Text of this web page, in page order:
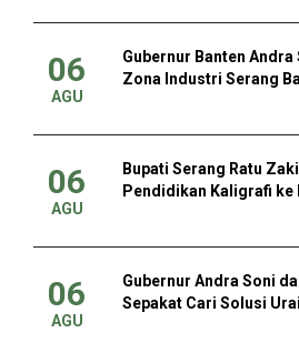
06
AGU
Gubernur Banten Andra
Zona Industri Serang
06
AGU
Bupati Serang Ratu
Pendidikan Kaligrafi ke
06
AGU
Gubernur Andra Soni
Sepakat Cari Solusi